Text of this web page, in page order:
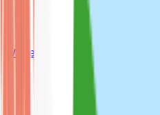
Wissen